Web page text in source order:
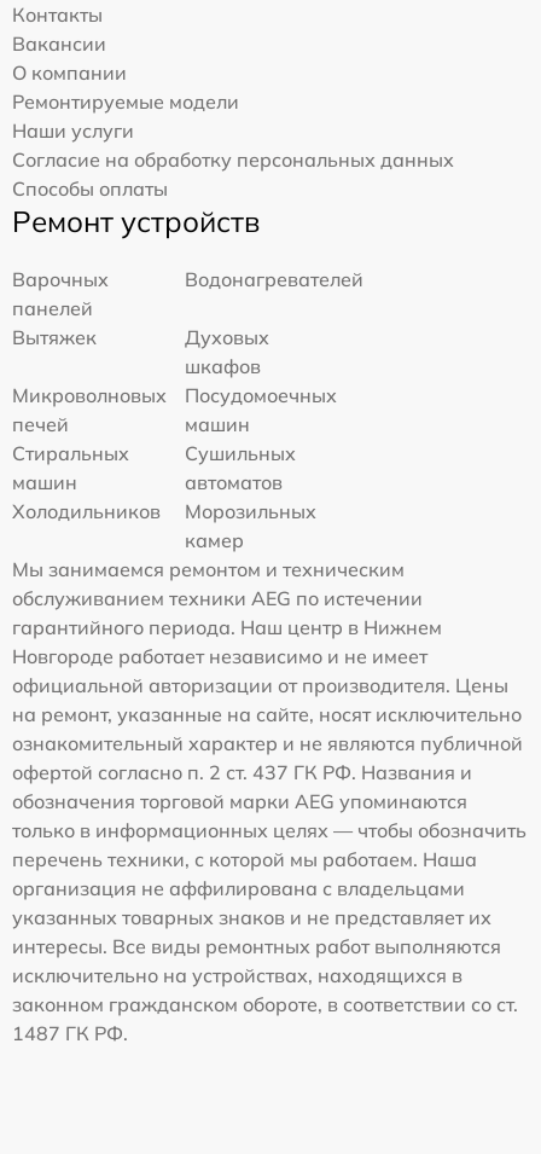
Контакты
Вакансии
О компании
Ремонтируемые модели
Наши услуги
Согласие на обработку персональных данных
Способы оплаты
Ремонт устройств
Варочных
панелей
Водонагревателей
Вытяжек
Духовых
шкафов
Микроволновых
печей
Посудомоечных
машин
Стиральных
машин
Сушильных
автоматов
Холодильников
Морозильных
камер
Мы занимаемся ремонтом и техническим
обслуживанием техники AEG по истечении
гарантийного периода. Наш центр в Нижнем
Новгороде работает независимо и не имеет
официальной авторизации от производителя. Цены
на ремонт, указанные на сайте, носят исключительно
ознакомительный характер и не являются публичной
офертой согласно п. 2 ст. 437 ГК РФ. Названия и
обозначения торговой марки AEG упоминаются
только в информационных целях — чтобы обозначить
перечень техники, с которой мы работаем. Наша
организация не аффилирована с владельцами
указанных товарных знаков и не представляет их
интересы. Все виды ремонтных работ выполняются
исключительно на устройствах, находящихся в
законном гражданском обороте, в соответствии со ст.
1487 ГК РФ.